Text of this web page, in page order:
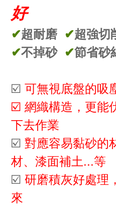
好
✔超耐磨 ✔超強切
✔不掉砂 ✔節省砂
☑️ 可無視底盤的吸
☑️ 網織構造 ， 更能
下去作業
☑️ 對應容易黏砂的
材、漆面補土...等
☑️ 研磨積灰好處理，
來